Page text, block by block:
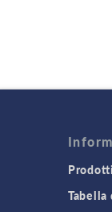
Prodotti